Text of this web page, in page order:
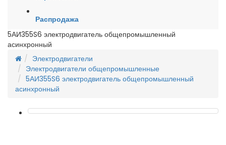
Распродажа
5АИ355S6 электродвигатель общепромышленный
асинхронный
Электродвигатели
Электродвигатели общепромышленные
5АИ355S6 электродвигатель общепромышленный
асинхронный